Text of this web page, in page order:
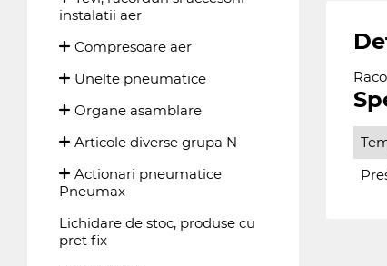
instalatii aer
Compresoare aer
Unelte pneumatice
Organe asamblare
Articole diverse grupa N
Actionari pneumatice
Pneumax
Lichidare de stoc, produse cu
pret fix